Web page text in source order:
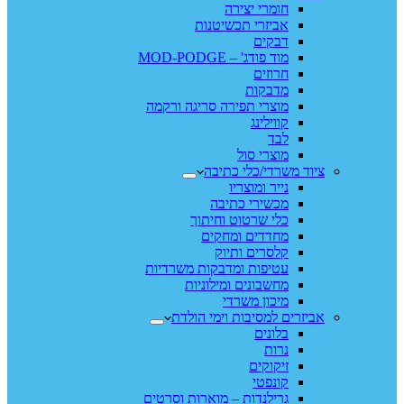
חומרי יצירה
אביזרי תכשיטנות
דבקים
מוד פודג' – MOD-PODGE
חרוזים
מדבקות
מוצרי תפירה סריגה ורקמה
קווילינג
לבד
מוצרי סול
ציוד משרדי/כלי כתיבה
נייר ומוצריו
מכשירי כתיבה
כלי שרטוט וחיתוך
מחדדים ומחקים
קלסרים ותיוק
עטיפות ומדבקות משרדיות
מחשבונים ומילוניות
מיכון משרדי
אביזרים למסיבות וימי הולדת
בלונים
נרות
זיקוקים
קונפטי
גרילנדות – מוארות וסרטים